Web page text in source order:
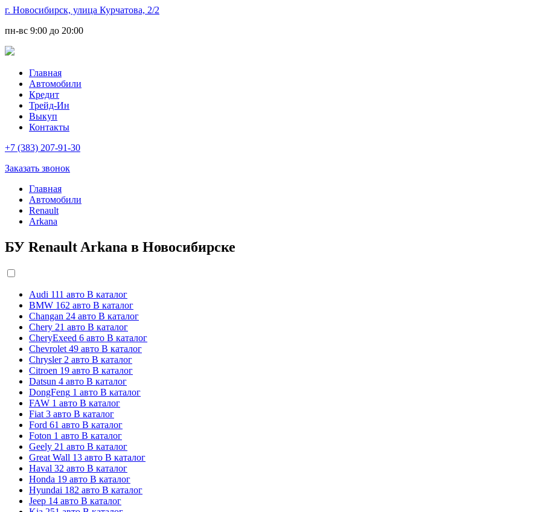
г. Новосибирск, улица Курчатова, 2/2
пн-вс 9:00 до 20:00
Главная
Автомобили
Кредит
Трейд-Ин
Выкуп
Контакты
+7 (383) 207-91-30
Заказать звонок
Главная
Автомобили
Renault
Arkana
БУ Renault Arkana в Новосибирске
Audi 111 авто В каталог
BMW 162 авто В каталог
Changan 24 авто В каталог
Chery 21 авто В каталог
CheryExeed 6 авто В каталог
Chevrolet 49 авто В каталог
Chrysler 2 авто В каталог
Citroen 19 авто В каталог
Datsun 4 авто В каталог
DongFeng 1 авто В каталог
FAW 1 авто В каталог
Fiat 3 авто В каталог
Ford 61 авто В каталог
Foton 1 авто В каталог
Geely 21 авто В каталог
Great Wall 13 авто В каталог
Haval 32 авто В каталог
Honda 19 авто В каталог
Hyundai 182 авто В каталог
Jeep 14 авто В каталог